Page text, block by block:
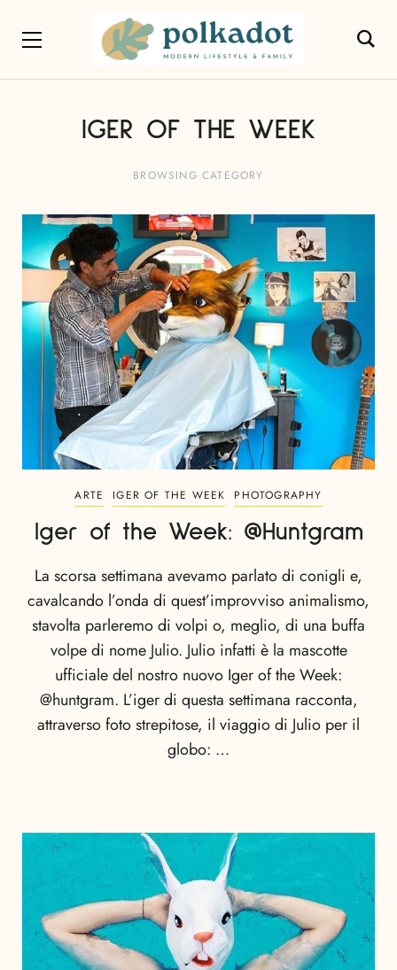
IGER OF THE WEEK
BROWSING CATEGORY
ARTE IGER OF THE WEEK PHOTOGRAPHY
Iger of the Week: @Huntgram
La scorsa settimana avevamo parlato di conigli e,
cavalcando l’onda di quest’improvviso animalismo,
stavolta parleremo di volpi o, meglio, di una buffa
volpe di nome Julio. Julio infatti è la mascotte
ufficiale del nostro nuovo Iger of the Week:
@huntgram. L’iger di questa settimana racconta,
attraverso foto strepitose, il viaggio di Julio per il
globo: …